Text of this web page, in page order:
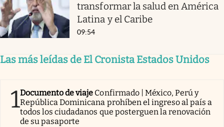
transformar la salud en América
Latina y el Caribe
09:54
Las más leídas de El Cronista Estados Unidos
1Documento de viaje Confirmado | México, Perú y
República Dominicana prohíben el ingreso al país a
todos los ciudadanos que posterguen la renovación
de su pasaporte